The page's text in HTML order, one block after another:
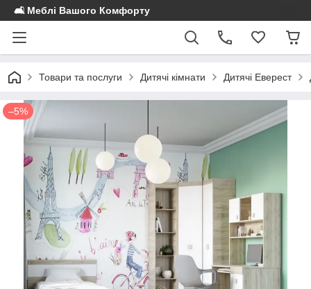
🛋️ Меблі Вашого Комфорту
Товари та послуги Дитячі кімнати Дитячі Еверест
–5%